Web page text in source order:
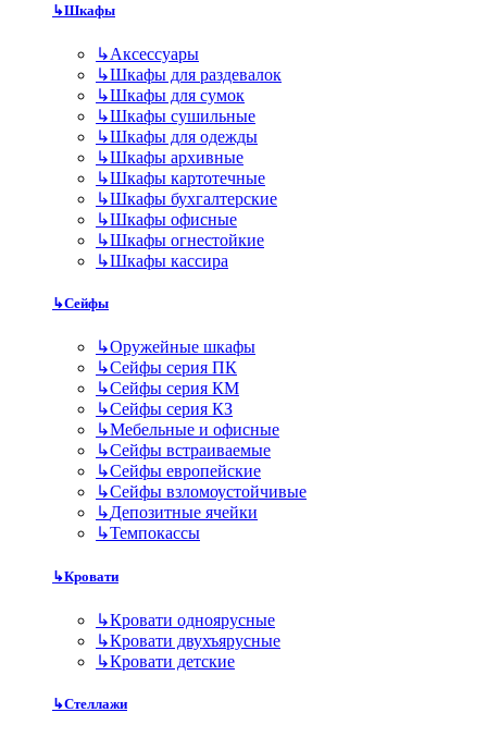
↳Шкафы
↳Аксессуары
↳Шкафы для раздевалок
↳Шкафы для сумок
↳Шкафы сушильные
↳Шкафы для одежды
↳Шкафы архивные
↳Шкафы картотечные
↳Шкафы бухгалтерские
↳Шкафы офисные
↳Шкафы огнестойкие
↳Шкафы кассира
↳Сейфы
↳Оружейные шкафы
↳Сейфы серия ПК
↳Сейфы серия КМ
↳Сейфы серия КЗ
↳Мебельные и офисные
↳Сейфы встраиваемые
↳Сейфы европейские
↳Сейфы взломоустойчивые
↳Депозитные ячейки
↳Темпокассы
↳Кровати
↳Кровати одноярусные
↳Кровати двухъярусные
↳Кровати детские
↳Стеллажи